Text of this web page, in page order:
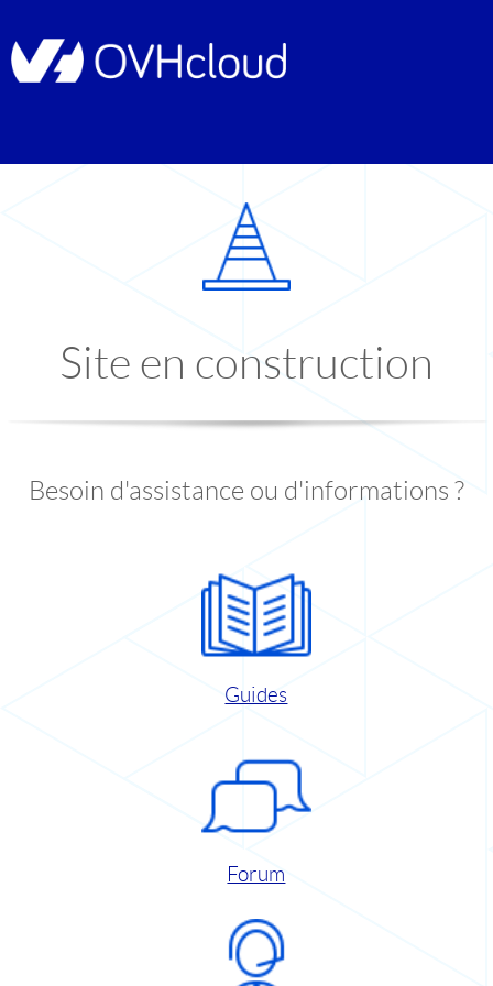
Site en construction
Besoin d'assistance ou d'informations ?
Guides
Forum